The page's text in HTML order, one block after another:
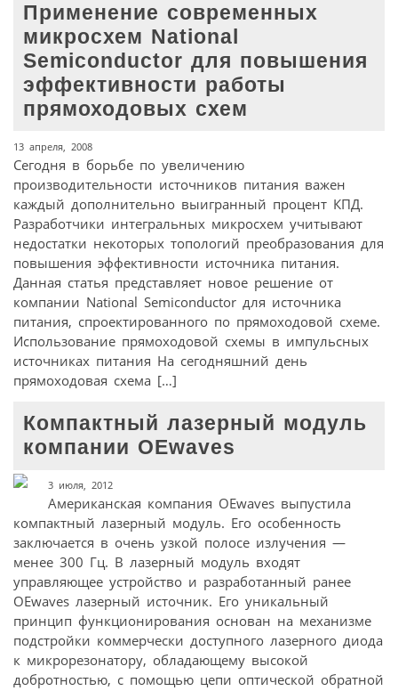
Применение современных
микросхем National
Semiconductor для повышения
эффективности работы
прямоходовых схем
13 апреля, 2008
Сегодня в борьбе по увеличению
производительности источников питания важен
каждый дополнительно выигранный процент КПД.
Разработчики интегральных микросхем учитывают
недостатки некоторых топологий преобразования для
повышения эффективности источника питания.
Данная статья представляет новое решение от
компании National Semiconductor для источника
питания, спроектированного по прямоходовой схеме.
Использование прямоходовой схемы в импульсных
источниках питания На сегодняшний день
прямоходовая схема […]
Компактный лазерный модуль
компании OEwaves
3 июля, 2012
Американская компания OEwaves выпустила
компактный лазерный модуль. Его особенность
заключается в очень узкой полосе излучения —
менее 300 Гц. В лазерный модуль входят
управляющее устройство и разработанный ранее
OEwaves лазерный источник. Его уникальный
принцип функционирования основан на механизме
подстройки коммерчески доступного лазерного диода
к микрорезонатору, обладающему высокой
добротностью, с помощью цепи оптической обратной